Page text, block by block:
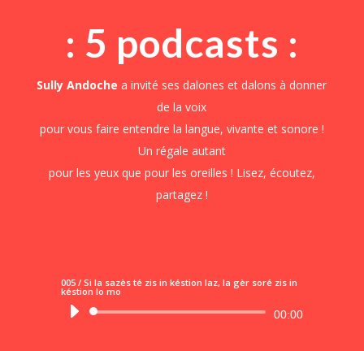
: 5 podcasts :
Sully Andoche a invité ses dalones et dalons à donner
de la voix
pour vous faire entendre la langue, vivante et sonore !
Un régale autant
pour les yeux que pour les oreilles ! Lisez, écoutez,
partagez !
005 / Si la sazès té zis in késtion laz, la gèr soré zis in
késtion lo mo
Lecteur
00:00